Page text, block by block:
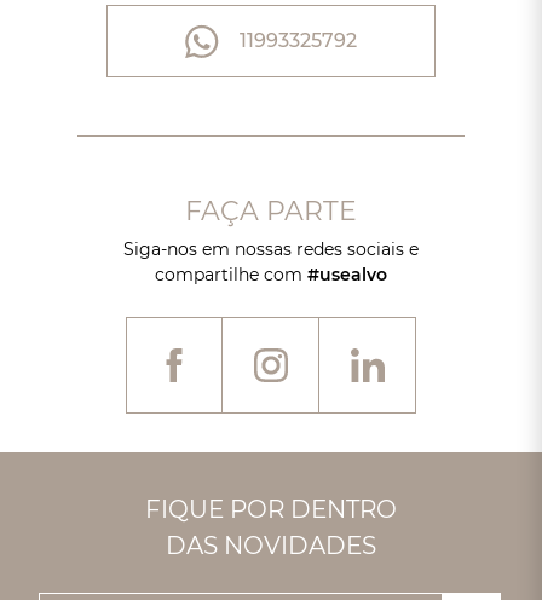
11993325792
FAÇA PARTE
Siga-nos em nossas redes sociais e
compartilhe com #usealvo
FIQUE POR DENTRO
DAS NOVIDADES